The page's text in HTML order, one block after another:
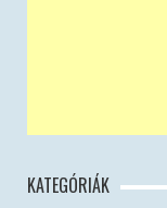
KATEGÓRIÁK